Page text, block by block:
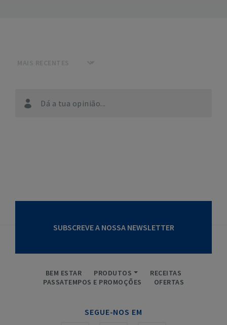
Dá a tua opinião...
SUBSCREVE A NOSSA NEWSLETTER
BEM ESTAR PRODUTOS
RECEITAS
PASSATEMPOS E PROMOÇÕES
OFERTAS
SEGUE-NOS EM